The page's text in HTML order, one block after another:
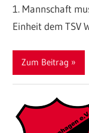
1. Mannschaft
Einheit dem TSV
Zum Beitrag